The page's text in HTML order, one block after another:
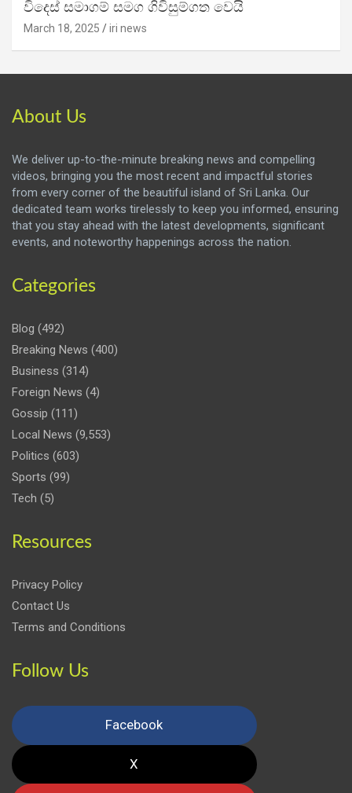
විදෙස් සමාගම් සමග ගිවිසුම්ගත වෙයි
March 18, 2025 iri news
About Us
We deliver up-to-the-minute breaking news and compelling
videos, bringing you the most recent and impactful stories
from every corner of the beautiful island of Sri Lanka. Our
dedicated team works tirelessly to keep you informed, ensuring
that you stay ahead with the latest developments, significant
events, and noteworthy happenings across the nation.
Categories
Blog (492)
Breaking News (400)
Business (314)
Foreign News (4)
Gossip (111)
Local News (9,553)
Politics (603)
Sports (99)
Tech (5)
Resources
Privacy Policy
Contact Us
Terms and Conditions
Follow Us
Facebook
X